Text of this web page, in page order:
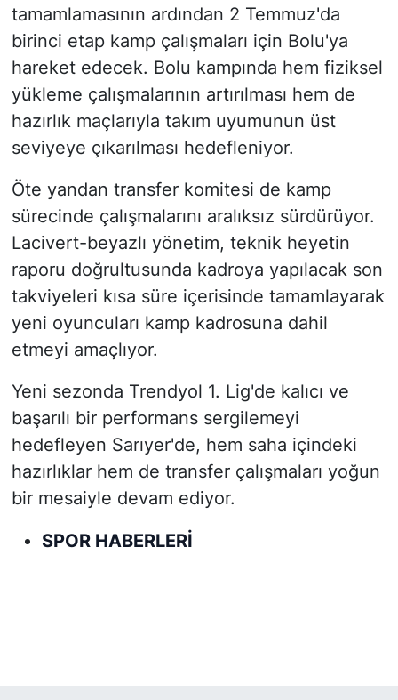
tamamlamasının ardından 2 Temmuz'da
birinci etap kamp çalışmaları için Bolu'ya
hareket edecek. Bolu kampında hem fiziksel
yükleme çalışmalarının artırılması hem de
hazırlık maçlarıyla takım uyumunun üst
seviyeye çıkarılması hedefleniyor.
Öte yandan transfer komitesi de kamp
sürecinde çalışmalarını aralıksız sürdürüyor.
Lacivert-beyazlı yönetim, teknik heyetin
raporu doğrultusunda kadroya yapılacak son
takviyeleri kısa süre içerisinde tamamlayarak
yeni oyuncuları kamp kadrosuna dahil
etmeyi amaçlıyor.
Yeni sezonda Trendyol 1. Lig'de kalıcı ve
başarılı bir performans sergilemeyi
hedefleyen Sarıyer'de, hem saha içindeki
hazırlıklar hem de transfer çalışmaları yoğun
bir mesaiyle devam ediyor.
SPOR HABERLERİ